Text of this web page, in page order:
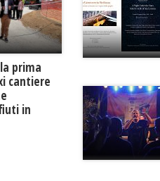
prima
cantiere
in